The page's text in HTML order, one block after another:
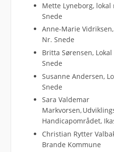
Mette Lyneborg,
Snede
Anne-Marie
Nr. Snede
Britta Sørensen,
Snede
Susanne Andersen,
Snede
Sara Valdemar
Markvorsen,
Handicapområdet,
Christian Rytter
Brande Kommune